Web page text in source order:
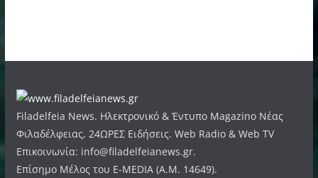
Filadelfeia News. Ηλεκτρονικό & Έντυπο Magazino Νέας
Φιλαδέλφειας, 24ΩΡΕΣ Ειδήσεις. Web Radio & Web TV
Επικοινωνία: info@filadelfeianews.gr.
Επίσημο Μέλος του E-MEDIA (A.M. 14649).